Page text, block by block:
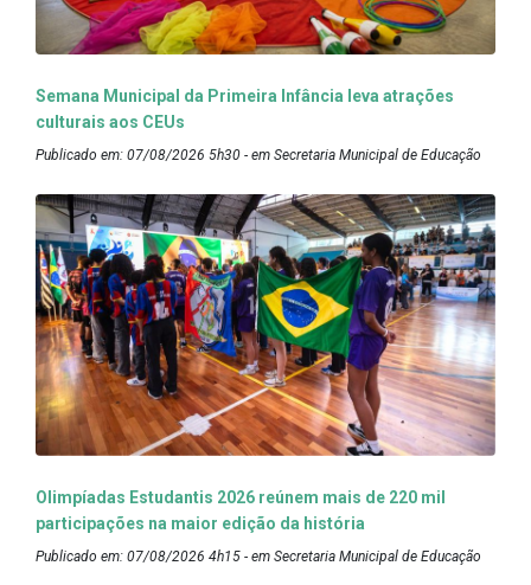
Semana Municipal da Primeira Infância leva atrações
culturais aos CEUs
Publicado em: 07/08/2026 5h30 - em Secretaria Municipal de Educação
Olimpíadas Estudantis 2026 reúnem mais de 220 mil
participações na maior edição da história
Publicado em: 07/08/2026 4h15 - em Secretaria Municipal de Educação